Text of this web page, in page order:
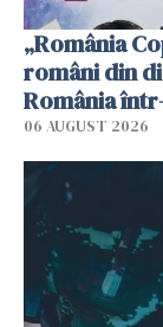
„România
români din
România
06 AUGUST 2026